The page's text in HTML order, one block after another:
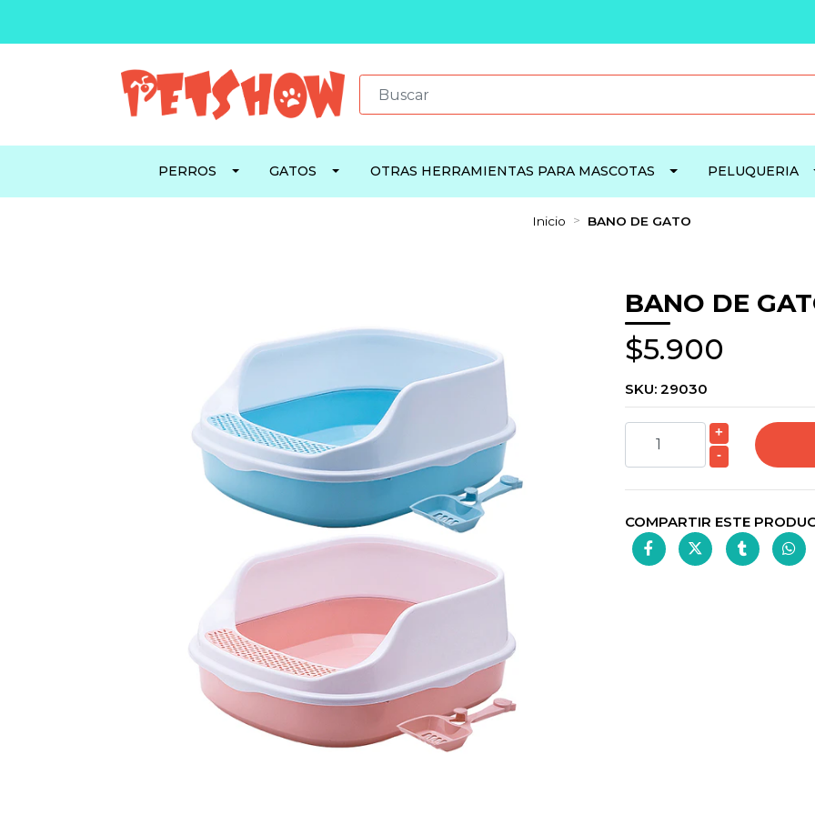
PERROS GATOS OTRAS HERRAMIENTAS PARA MASCOTAS PELUQUERIA
Inicio BANO DE GATO
BANO DE
$5.900
SKU: 29030
+
-
COMPARTIR ESTE